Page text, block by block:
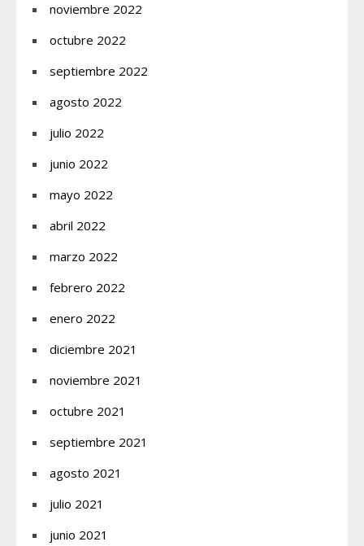
noviembre 2022
octubre 2022
septiembre 2022
agosto 2022
julio 2022
junio 2022
mayo 2022
abril 2022
marzo 2022
febrero 2022
enero 2022
diciembre 2021
noviembre 2021
octubre 2021
septiembre 2021
agosto 2021
julio 2021
junio 2021